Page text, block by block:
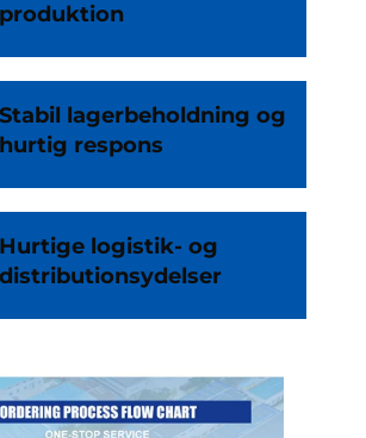
produktion
Stabil lagerbeholdning og
hurtig respons
Hurtige logistik- og
distributionsydelser